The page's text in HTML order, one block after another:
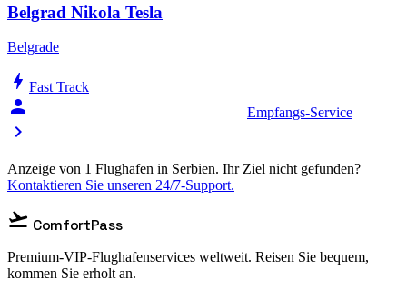
Belgrad Nikola Tesla
Belgrade
bolt Fast Track
person_celebrate Empfangs-Service
chevron_right
Anzeige von 1 Flughafen in Serbien. Ihr Ziel nicht gefunden?
Kontaktieren Sie unseren 24/7-Support.
flight_takeoff ComfortPass
Premium-VIP-Flughafenservices weltweit. Reisen Sie bequem,
kommen Sie erholt an.